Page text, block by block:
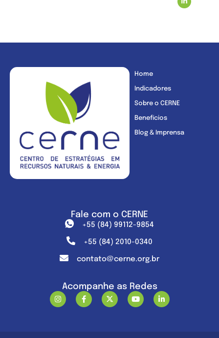
Home
Indicadores
Sobre o CERNE
Benefícios
Blog & Imprensa
Fale com o CERNE
+55 (84) 99112-9854
+55 (84) 2010-0340
contato@cerne.org.br
Acompanhe as Redes